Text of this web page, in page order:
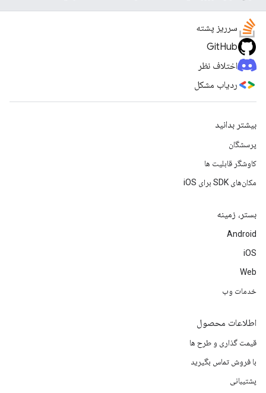
سرریز پشته
GitHub
اختلاف نظر
ردیاب مشکل
بیشتر بدانید
پرسشگان
کاوشگر قابلیت ها
مکان‌های SDK برای iOS
بستر، زمینه
Android
iOS
Web
خدمات وب
اطلاعات محصول
قیمت گذاری و طرح ها
با فروش تماس بگیرید
پشتیبانی